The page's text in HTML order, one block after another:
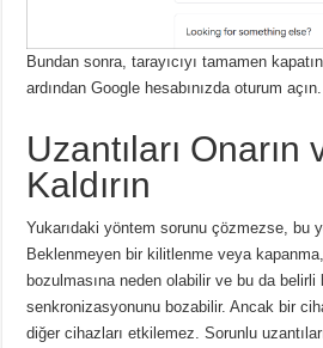
Bundan sonra, tarayıcıyı tamamen
ardından Google hesabınızda oturum açın.
Uzantıları Onarın
Kaldırın
Yukarıdaki yöntem sorunu çözmezse, bu
Beklenmeyen bir kilitlenme veya kapanma,
bozulmasına neden olabilir ve bu da belirli
senkronizasyonunu bozabilir.Ancak bir
diğer cihazları etkilemez.Sorunlu